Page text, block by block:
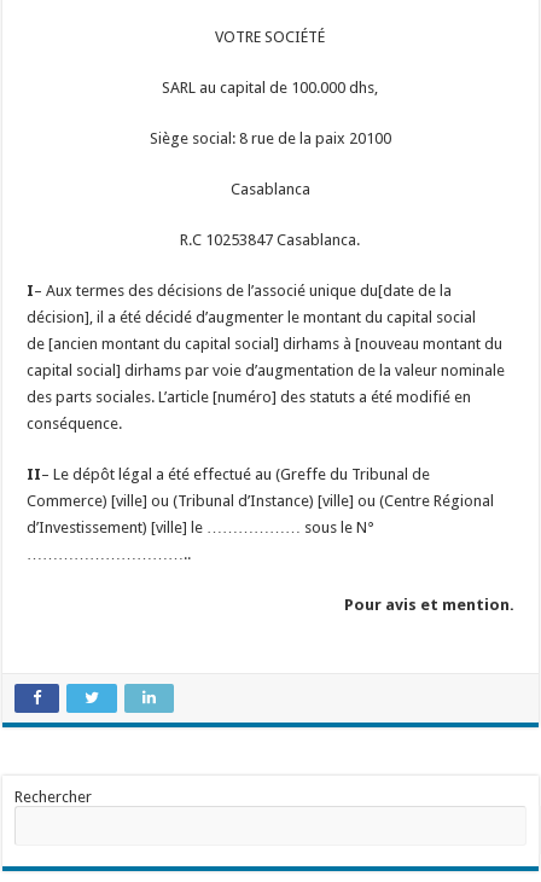
VOTRE SOCIÉTÉ
SARL au capital de 100.000 dhs,
Siège social: 8 rue de la paix 20100
Casablanca
R.C 10253847 Casablanca.
I– Aux termes des décisions de l’associé unique du[date de la
décision], il a été décidé d’augmenter le montant du capital social
de [ancien montant du capital social] dirhams à [nouveau montant du
capital social] dirhams par voie d’augmentation de la valeur nominale
des parts sociales. L’article [numéro] des statuts a été modifié en
conséquence.
II– Le dépôt légal a été effectué au (Greffe du Tribunal de
Commerce) [ville] ou (Tribunal d’Instance) [ville] ou (Centre Régional
d’Investissement) [ville] le ……………… sous le N°
…………………………..
Pour avis et mention.
Rechercher